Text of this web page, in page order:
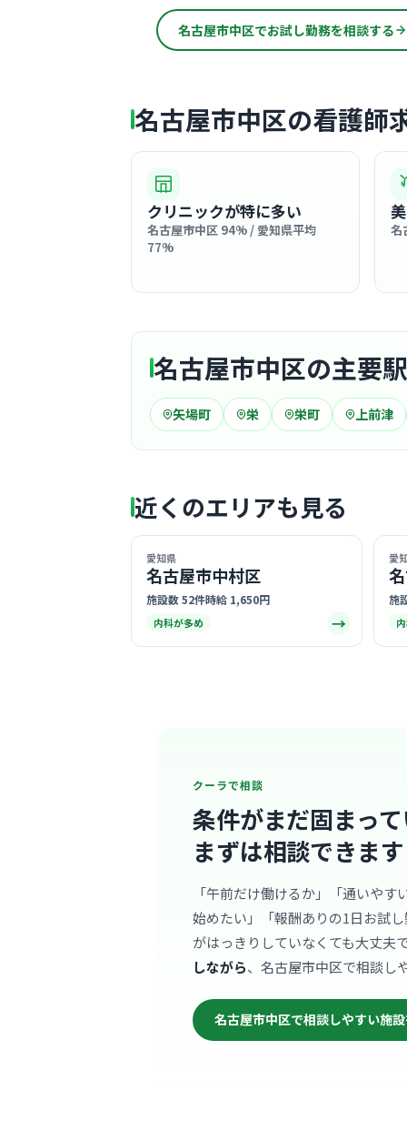
名古屋市中区でお試し勤務を相談する
名古屋市中区の看護師
クリニックが特に多い
名古屋市中区 94% / 愛知県平均
77%
名
名古屋市中区の主要
矢場町 栄 栄町 上前津
近くのエリアも見る
愛知県
名古屋市中村区
施設数 52件時給 1,650円
内科が多め →
愛
施
クーラで相談
条件がまだ固まっ
まずは相談できます
「午前だけ働けるか」「通いや
始めたい」「報酬ありの1日お試
がはっきりしていなくても大丈夫
しながら、名古屋市中区で相談し
名古屋市中区で相談しやすい施